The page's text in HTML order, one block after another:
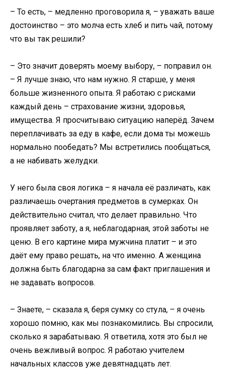
– То есть, – медленно проговорила я, – уважать ваше
достоинство – это молча есть хлеб и пить чай, потому
что вы так решили?
– Это значит доверять моему выбору, – поправил он.
– Я лучше знаю, что нам нужно. Я старше, у меня
больше жизненного опыта. Я работаю с рисками
каждый день – страхование жизни, здоровья,
имущества. Я просчитываю ситуацию наперёд. Зачем
переплачивать за еду в кафе, если дома ты можешь
нормально пообедать? Мы встретились пообщаться,
а не набивать желудки.
У него была своя логика – я начала её различать, как
различаешь очертания предметов в сумерках. Он
действительно считал, что делает правильно. Что
проявляет заботу, а я, неблагодарная, этой заботы не
ценю. В его картине мира мужчина платит – и это
даёт ему право решать, на что именно. А женщина
должна быть благодарна за сам факт приглашения и
не задавать вопросов.
– Знаете, – сказала я, беря сумку со стула, – я очень
хорошо помню, как мы познакомились. Вы спросили,
сколько я зарабатываю. Я ответила, хотя это был не
очень вежливый вопрос. Я работаю учителем
начальных классов уже девятнадцать лет.